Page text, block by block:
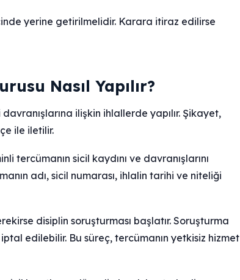
yerine getirilmelidir. Karara itiraz edilirse
Nasıl Yapılır?
ilişkin ihlallerde yapılır. Şikayet,
ile iletilir.
tercümanın sicil kaydını ve davranışlarını
adı, sicil numarası, ihlalin tarihi ve niteliği
disiplin soruşturması başlatır. Soruşturma
edilebilir. Bu süreç, tercümanın yetkisiz hizmet